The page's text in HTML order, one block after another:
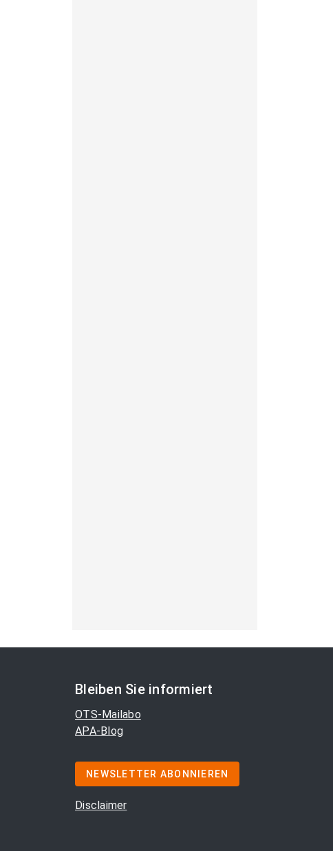
Bleiben Sie informiert
OTS-Mailabo
APA-Blog
NEWSLETTER ABONNIEREN
Disclaimer